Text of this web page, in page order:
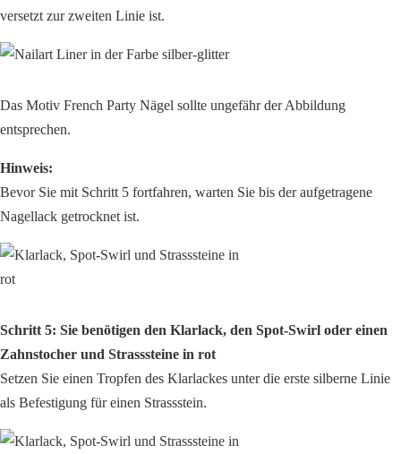
versetzt zur zweiten Linie ist.
Das Motiv French Party Nägel sollte ungefähr der Abbildung
entsprechen.
Hinweis:
Bevor Sie mit Schritt 5 fortfahren, warten Sie bis der aufgetragene
Nagellack getrocknet ist.
Schritt 5: Sie benötigen den Klarlack, den Spot-Swirl oder einen
Zahnstocher und Strasssteine in rot
Setzen Sie einen Tropfen des Klarlackes unter die erste silberne Linie
als Befestigung für einen Strassstein.